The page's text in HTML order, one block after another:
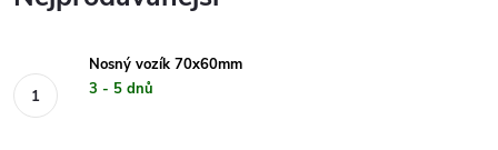
Nosný vozík 70x60mm
3 - 5 dnů